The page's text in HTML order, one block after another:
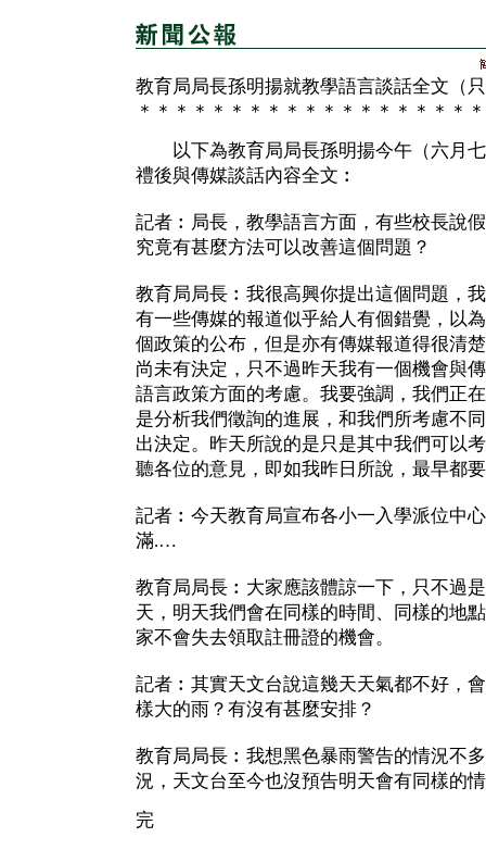
教育局局長孫明揚就教學語言談話全文（
＊＊＊＊＊＊＊＊＊＊＊＊＊＊＊＊＊＊
以下為教育局局長孫明揚今午（六月七
禮後與傳媒談話內容全文︰
記者︰局長，教學語言方面，有些校長說
究竟有甚麼方法可以改善這個問題？
教育局局長︰我很高興你提出這個問題，
有一些傳媒的報道似乎給人有個錯覺，以
個政策的公布，但是亦有傳媒報道得很清
尚未有決定，只不過昨天我有一個機會與
語言政策方面的考慮。我要強調，我們正
是分析我們徵詢的進展，和我們所考慮不
出決定。昨天所說的是只是其中我們可以
聽各位的意見，即如我昨日所說，最早都
記者︰今天教育局宣布各小一入學派位中
滿.…
教育局局長︰大家應該體諒一下，只不過
天，明天我們會在同樣的時間、同樣的地
家不會失去領取註冊證的機會。
記者︰其實天文台說這幾天天氣都不好，
樣大的雨？有沒有甚麼安排？
教育局局長︰我想黑色暴雨警告的情況不
況，天文台至今也沒預告明天會有同樣的
完